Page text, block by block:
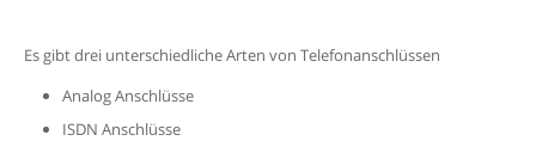
Es gibt drei unterschiedliche Arten von Telefonanschlüssen
AnalogAnschlüsse
ISDN Anschlüsse